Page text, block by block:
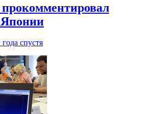
прокомментировал
года спустя